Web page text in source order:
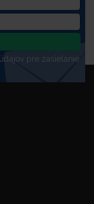
pre zasielanie